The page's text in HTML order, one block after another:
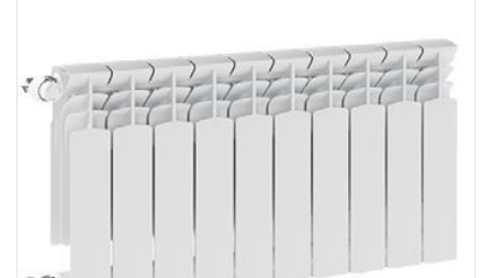
lakier proszkowy - paleta RAL K7 (kolor w
cenie), kolor standardowy RAL9003 (biały)
Wys. × szer. × gł. [cm]:21 × 100 × 18
Gwarancja [lata]:25
Cena netto [zł]:
1079